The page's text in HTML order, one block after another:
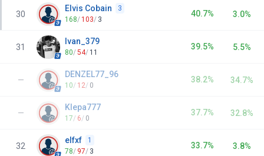
30
Elvis Cobain 3
40.7%
168/ 103/ 3
3.0%
31
Ivan_379
39.5%
80/54/ 11
5.5%
—
DENZEL77_96
38.2%
10/ 12/ 0
34.7%
—
Klepa777
37.7%
17/ 6/ 0
32.8%
32
elfxf 1
33.7%
78/ 97/ 3
3.8%